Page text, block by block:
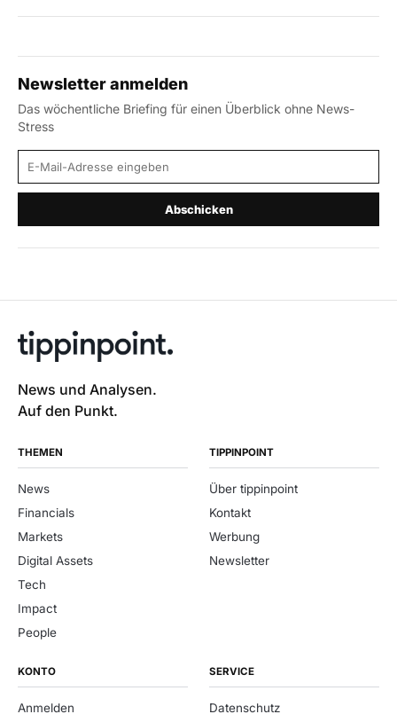
Newsletter anmelden
Das wöchentliche Briefing für einen Überblick ohne News-
Stress
E-Mail-Adresse
Abschicken
News und Analysen.
Auf den Punkt.
THEMEN
News
Financials
Markets
Digital Assets
Tech
Impact
People
TIPPINPOINT
Über tippinpoint
Kontakt
Werbung
Newsletter
KONTO
Anmelden
SERVICE
Datenschutz